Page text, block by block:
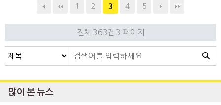
이날자 보도에 따르면 CCAI는 새로운 포장시
1 2 3 4 5
전체 363건 3 페이지
많이 본 뉴스